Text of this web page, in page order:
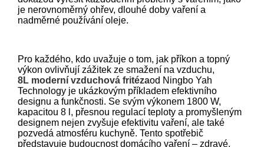
je nerovnoměrný ohřev, dlouhé doby vaření a
nadměrné používání oleje.
Pro každého, kdo uvažuje o tom, jak příkon a topný
výkon ovlivňují zážitek ze smažení na vzduchu,
8L moderní vzduchová fritézaod Ningbo Yah
Technology je ukázkovým příkladem efektivního
designu a funkčnosti. Se svým výkonem 1800 W,
kapacitou 8 l, přesnou regulací teploty a promyšleným
designem nejen zvyšuje efektivitu vaření, ale také
pozvedá atmosféru kuchyně. Tento spotřebič
představuje budoucnost domácího vaření – zdravé,